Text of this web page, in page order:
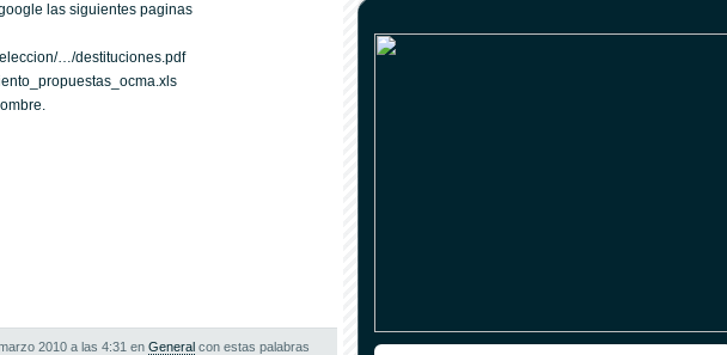
las siguientes paginas
…/destituciones.pdf
2010 a las 4:31 en General con estas palabras